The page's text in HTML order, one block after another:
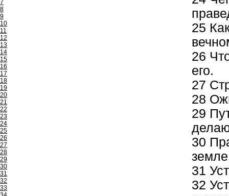
7
8
9
10
11
12
13
14
15
16
17
18
19
20
21
22
23
24
25
26
27
28
29
30
31
32
33
25
26
его.
27
28
29
30
31
32